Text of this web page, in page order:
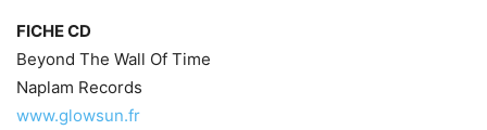
FICHE CD
Beyond The Wall Of Time
Naplam Records
www.glowsun.fr